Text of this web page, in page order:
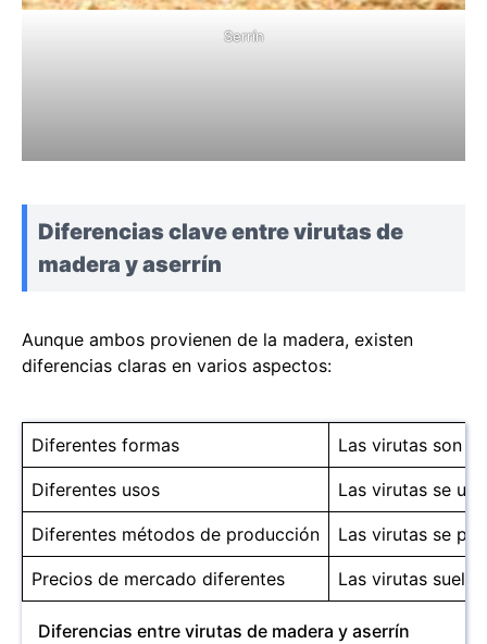
Serrín
Diferencias clave entre virutas de
madera y aserrín
Aunque ambos provienen de la madera, existen
diferencias claras en varios aspectos:
Diferentes formas Las virutas son
Diferentes usos Las virutas se
Diferentes métodos de producción Las virutas se
Precios de mercado diferentes Las virutas
Diferencias entre virutas de madera y aserrín